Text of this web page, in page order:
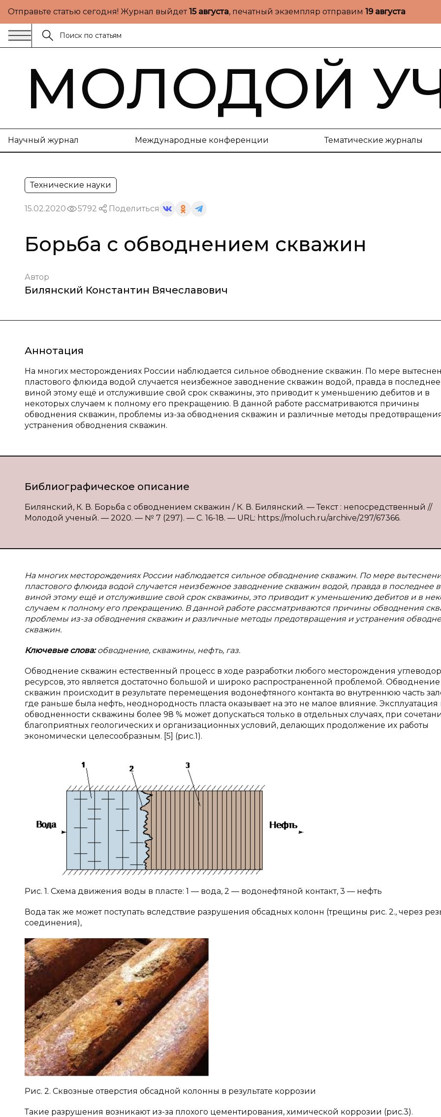
Отправьте статью сегодня! Журнал выйдет15 августа, печатный экземпляр отправим 19 августа
МОЛОДОЙ
Научный журнал Международные конференции Тематические журналы
Технические науки
15.02.2020 5792 Поделиться
Борьба с обводнением скважин
Автор
Билянский Константин Вячеславович
Аннотация
На многих месторождениях России наблюдается сильное обводнение скважин. По мере
пластового флюида водой случается неизбежное заводнение скважин водой, правда в
виной этому ещё и отслужившие свой срок скважины, это приводит к уменьшению дебитов и в
некоторых случаем к полному его прекращению. В данной работе рассматриваются причины
обводнения скважин, проблемы из-за обводнения скважин и различные методы
устранения обводнения скважин.
Библиографическое описание
Билянский, К. В. Борьба с обводнением скважин / К. В. Билянский. — Текст : непосредственный //
Молодой ученый. — 2020. — № 7 (297). — С. 16-18. — URL: https://moluch.ru/archive/297/67366.
На многих месторождениях России наблюдается сильное обводнение скважин. По мере
пластового флюида водой случается неизбежное заводнение скважин водой, правда в последнее
виной этому ещё и отслужившие свой срок скважины, это приводит к уменьшению дебитов и в
случаем к полному его прекращению. В данной работе рассматриваются причины обводнения
проблемы из-за обводнения скважин и различные методы предотвращения и устранения
скважин.
Ключевые слова:обводнение, скважины, нефть, газ.
Обводнение скважин естественный процесс в ходе разработки любого месторождения
ресурсов, это является достаточно большой и широко распространенной проблемой. Обводнение
скважин происходит в результате перемещения водонефтяного контакта во внутреннюю часть
где раньше была нефть, неоднородность пласта оказывает на это не малое влияние. Эксплуатация
обводненности скважины более 98 % может допускаться только в отдельных случаях, при
благоприятных геологических и организационных условий, делающих продолжение их работы
экономически целесообразным. [5] (рис.1).
Рис. 1. Схема движения воды в пласте: 1 — вода, 2 — водонефтяной контакт, 3 — нефть
Вода так же может поступать вследствие разрушения обсадных колонн (трещины рис. 2., через
соединения),
Рис. 2. Сквозные отверстия обсадной колонны в результате коррозии
Такие разрушения возникают из-за плохого цементирования, химической коррозии (рис.3).